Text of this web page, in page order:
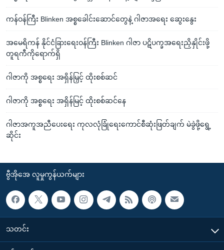
ကန်ဝန်ကြီး Blinken အစ္စခေါင်းဆောင်တွေနဲ့ ဂါဇာအရေး ဆွေးနွေး
အမေရိကန် နိုင်ငံခြားရေးဝန်ကြီး Blinken ဂါဇာ ပဋိပက္ခအရေးညှိနှိုင်းဖို့
တူရကီကိုရောက်ရှိ
ဂါဇာကို အစ္စရေး အရှိန်မြှင့် ထိုးစစ်ဆင်
ဂါဇာကို အစ္စရေး အရှိန်မြင့် ထိုးစစ်ဆင်နေ
ဂါဇာအကူအညီပေးရေး ကုလလုံခြုံရေးကောင်စီဆုံးဖြတ်ချက် မဲခွဲဖို့ရွေ့
ဆိုင်း
ဗွီအိုအေ လူမှုကွန်ယက်များ
သတင်း